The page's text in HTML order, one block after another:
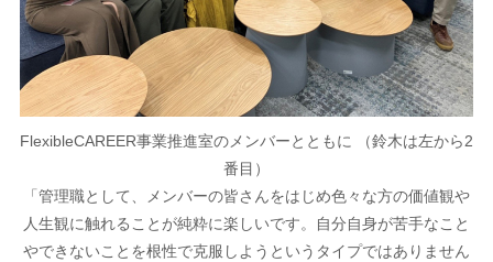
FlexibleCAREER事業推進室のメンバーとともに （鈴木は左から2
番目）
「管理職として、メンバーの皆さんをはじめ色々な方の価値観や
人生観に触れることが純粋に楽しいです。自分自身が苦手なこと
やできないことを根性で克服しようというタイプではありません